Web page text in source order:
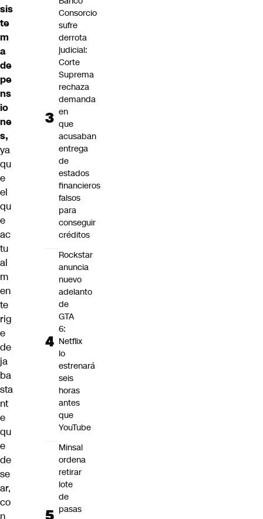
sis
te
m
a
de
pe
ns
io
ne
s,
ya
qu
e
el
qu
e
ac
tu
al
m
en
te
rig
e
de
ja
ba
sta
nt
e
qu
e
de
se
ar,
co
n
Consorcio
sufre
derrota
judicial:
Corte
Suprema
rechaza
demanda
en
que
acusaban
entrega
de
estados
financieros
falsos
para
conseguir
créditos
Rockstar
anuncia
nuevo
adelanto
de
GTA
6:
Netflix
lo
estrenará
seis
horas
antes
que
YouTube
Minsal
ordena
retirar
lote
de
pasas